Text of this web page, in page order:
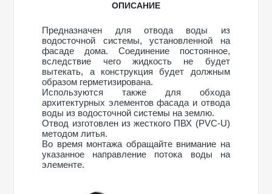
ОПИСАНИЕ
Предназначен для отвода воды из
водосточной системы, установленной на
фасаде дома. Соединение постоянное,
вследствие чего жидкость не будет
вытекать, а конструкция будет должным
образом герметизирована.
Используются также для обхода
архитектурных элементов фасада и отвода
воды из водосточной системы на землю.
Отвод изготовлен из жесткого ПВХ (PVC-U)
методом литья.
Во время монтажа обращайте внимание на
указанное направление потока воды на
элементе.